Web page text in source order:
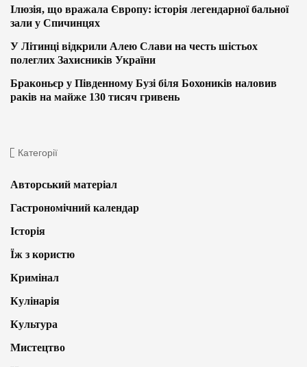
Ілюзія, що вражала Європу: історія легендарної бальної
зали у Спичинцях
У Літинці відкрили Алею Слави на честь шістьох
полеглих Захисників України
Браконьєр у Південному Бузі біля Бохоників наловив
раків на майже 130 тисяч гривень
Категорії
Авторський матеріал
Гастрономічний календар
Історія
Їж з користю
Кримінал
Кулінарія
Культура
Мистецтво